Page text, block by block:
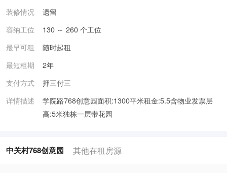
装修情况
遗留
容纳工位
130 ～ 260 个工位
最早可租
随时起租
最短租期
2年
支付方式
押三付三
详情描述
学院路768创意园面积:1300平米租金:5.5含物业发票层
高:5米独栋一层带花园
中关村768创意园 其他在租房源